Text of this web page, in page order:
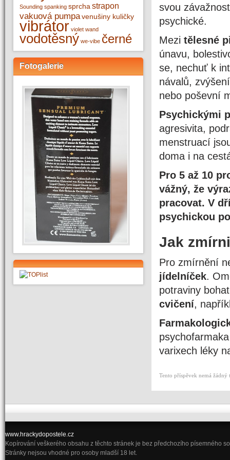
Sounding spanking sprcha strapon
vakuová pumpa venušiny kuličky
vibrátor violet wand
vodotěsný we-vibe černé
Fotogalerie
svou
psychické.
Mezi tělesné
únavu,
se, nechuť k
návalů,
nebo poševní
Psychickými
agresivita,
menstruací
doma i na
Pro 5 až 10
vážný, že
pracovat. V
psychickou
Jak
Pro zmírnění
jídelníček.
potraviny
cvičení,
varixech léky
Tento příspěvek nemá žádný
www.hrackydopostele.cz
Kopírování veškerého obsahu z těchto stránek je bez předchozího písemného
Stránky nejsou vhodné pro osoby mladší 18 let.